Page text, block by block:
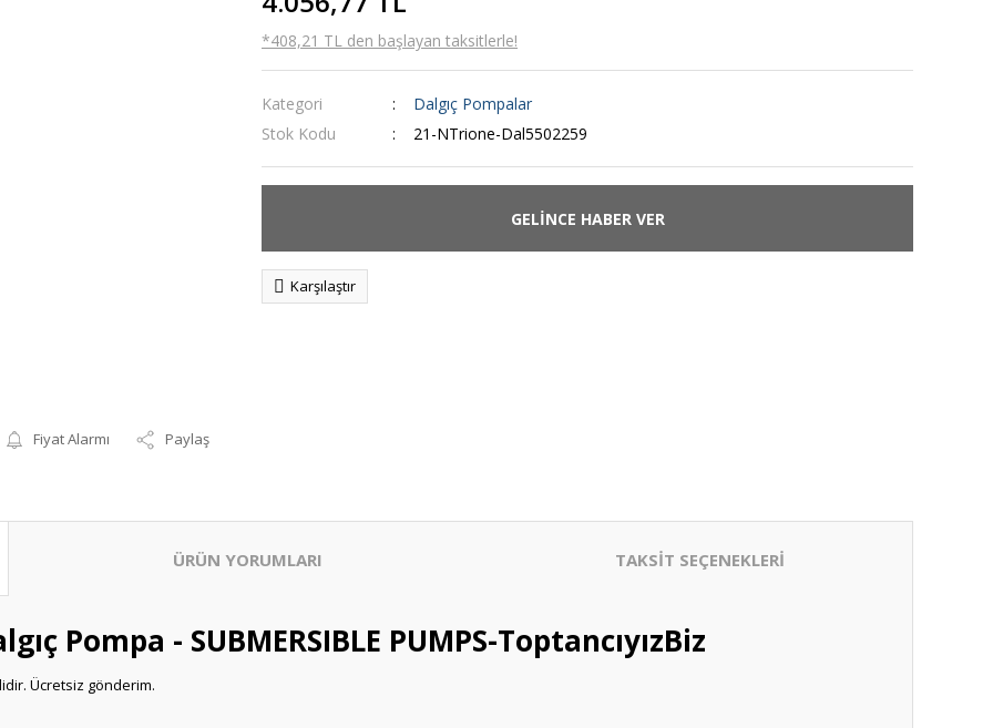
Fiyat Alarmı Paylaş
*408,21 TL den başlayan taksitlerle!
Kategori
Dalgıç Pompalar
Stok Kodu
21-NTrione-Dal5502259
GELİNCE HABER VER
Karşılaştır
ÜRÜN YORUMLARI TAKSİT SEÇENEKLERİ
Pompa - SUBMERSIBLE PUMPS-ToptancıyızBiz
Ücretsiz gönderim.